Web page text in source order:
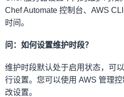
Chef Automate 控制台、AWS
时间。
问：如何设置维护时段？
维护时段默认处于启用状态，可
行设置。您可以使用 AWS 管理
改设置。